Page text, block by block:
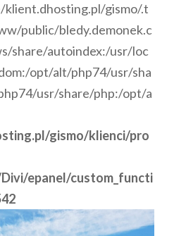
gismo/.t
public/bledy.demonek.c
share/autoindex:/usr/loc
opt/alt/php74/usr/sha
usr/share/php:/opt/a
gismo/klienci/pro
epanel/custom_functi